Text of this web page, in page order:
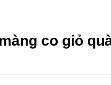
co giỏ